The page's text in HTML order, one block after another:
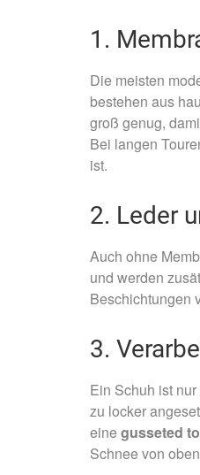
1.
Die meisten
bestehen aus
groß genug,
Bei langen
ist.
2. Leder
Auch ohne
und werden
Beschichtungen
3.
Ein Schuh ist
zu locker
eine gusseted
Schnee von